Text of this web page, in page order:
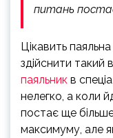
питань
Цікавить
здійснити такий
паяльник в
нелегко, а коли
постає ще
максимуму, але